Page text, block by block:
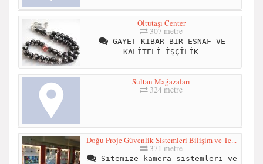
Oltutaşı Center
307 metre
GAYET KİBAR BİR ESNAF VE
KALİTELİ İŞÇİLİK
Sultan Mağazaları
324 metre
Doğu Proje Güvenlik Sistemleri Bilişim ve Te...
371 metre
Sitemize kamera sistemleri ve